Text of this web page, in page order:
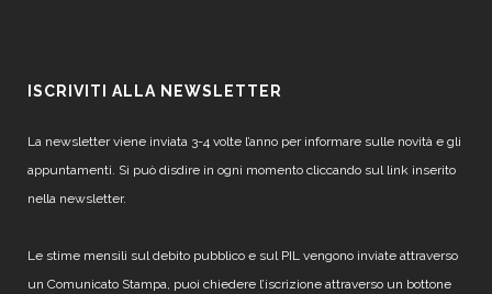
ISCRIVITI ALLA NEWSLETTER
La newsletter viene inviata 3-4 volte l’anno per informare sulle novità e gli
appuntamenti. Si può disdire in ogni momento cliccando sul link inserito
nella newsletter.
Le stime mensili sul debito pubblico e sul PIL vengono inviate attraverso
un Comunicato Stampa, puoi chiedere l’iscrizione attraverso un bottone